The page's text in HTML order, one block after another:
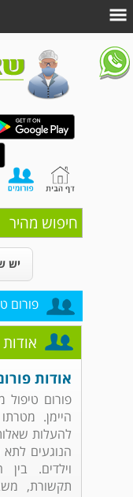
חיפוש מהיר
יש
פורום
אודות
פורום טיפול
היימן.
להעלות
הנוגעים לתא
וילדים.
תקשורת,